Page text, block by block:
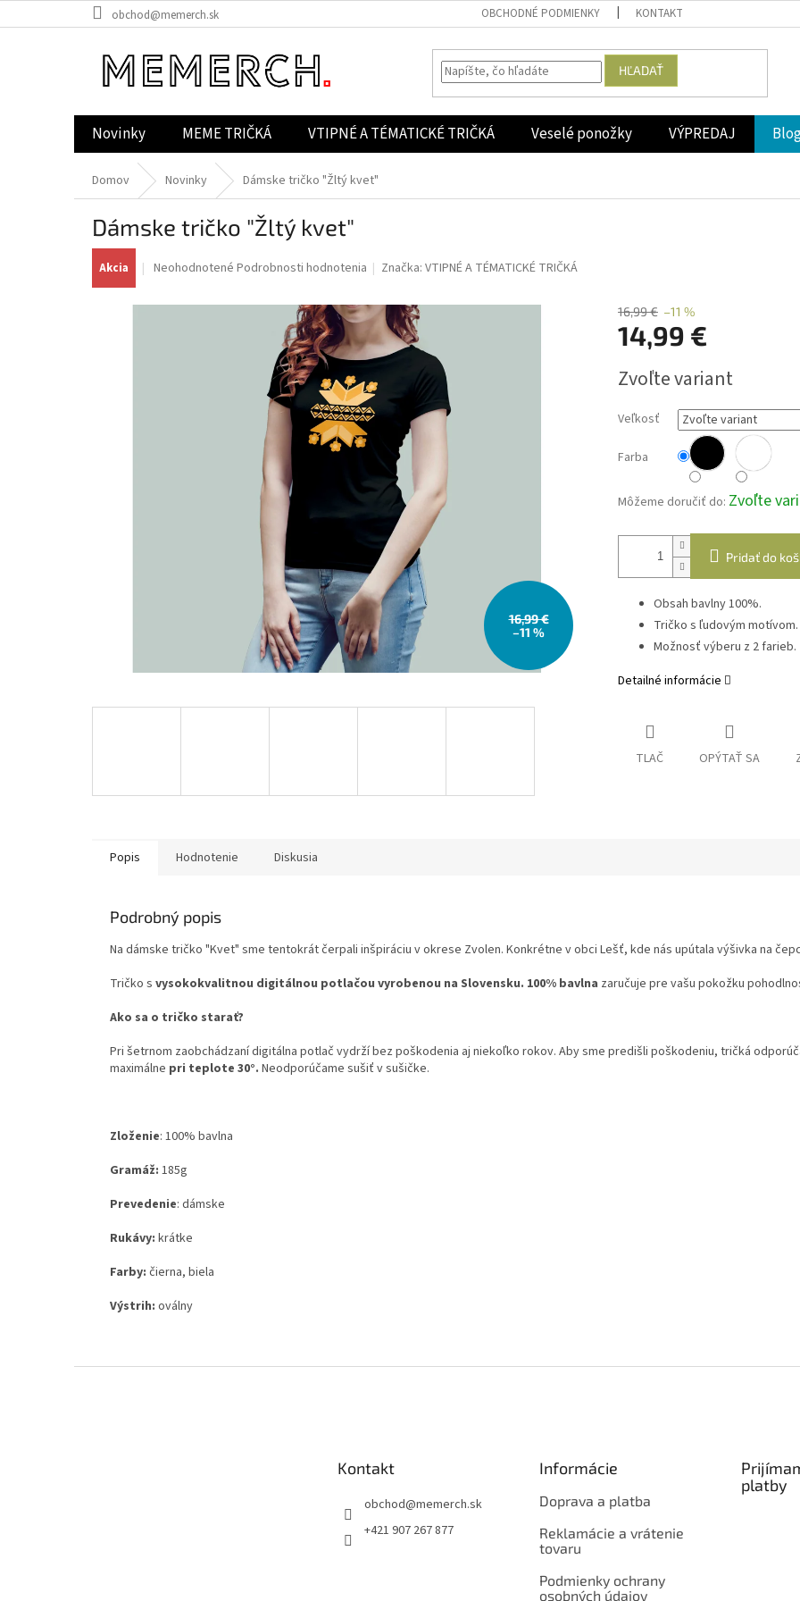
na
obchod@memerch.sk OBCHODNÉ PODMIENKY KONTAKT
HĽADAŤ
Novinky MEME TRIČKÁ VTIPNÉ A TÉMATICKÉ TRIČKÁ Veselé ponožky VÝPREDAJ
Domov Novinky Dámske tričko "Žltý kvet"
Dámske tričko "Žltý kvet"
Akcia
Priemerné
produktu
Neohodnotené Podrobnosti hodnotenia Značka:VTIPNÉ A TÉMATICKÉ TRIČKÁ
16,99 €
–11 %
16,99 € –11 %
14,99 €
cena:
Zvoľte variant
Veľkosť
Farba
Môžeme doručiť do: Zvoľte
Pridať do
Obsah bavlny 100%.
Tričko s ľudovým motívom.
Možnosť výberu z 2 farieb.
Detailné informácie
TLAČ OPÝTAŤ SA
Popis Hodnotenie Diskusia
Podrobný popis
Na dámske tričko "Kvet" sme tentokrát čerpali inšpiráciu v okrese Zvolen. Konkrétne v obci Lešť, kde nás upútala výšivka na
Tričko s vysokokvalitnou digitálnou potlačou vyrobenou na Slovensku. 100% bavlna zaručuje pre vašu pokožku
Ako sa o tričko starať?
Pri šetrnom zaobchádzaní digitálna potlač vydrží bez poškodenia aj niekoľko rokov. Aby sme predišli poškodeniu, tričká
maximálne pri teplote 30°. Neodporúčame sušiť v sušičke.
Zloženie: 100% bavlna
Gramáž: 185g
Prevedenie: dámske
Rukávy: krátke
Farby: čierna, biela
Výstrih: oválny
Kontakt
obchod@memerch.sk
+421 907 267 877
Informácie
Doprava a platba
Reklamácie a vrátenie
tovaru
Podmienky ochrany
osobných údajov
platby